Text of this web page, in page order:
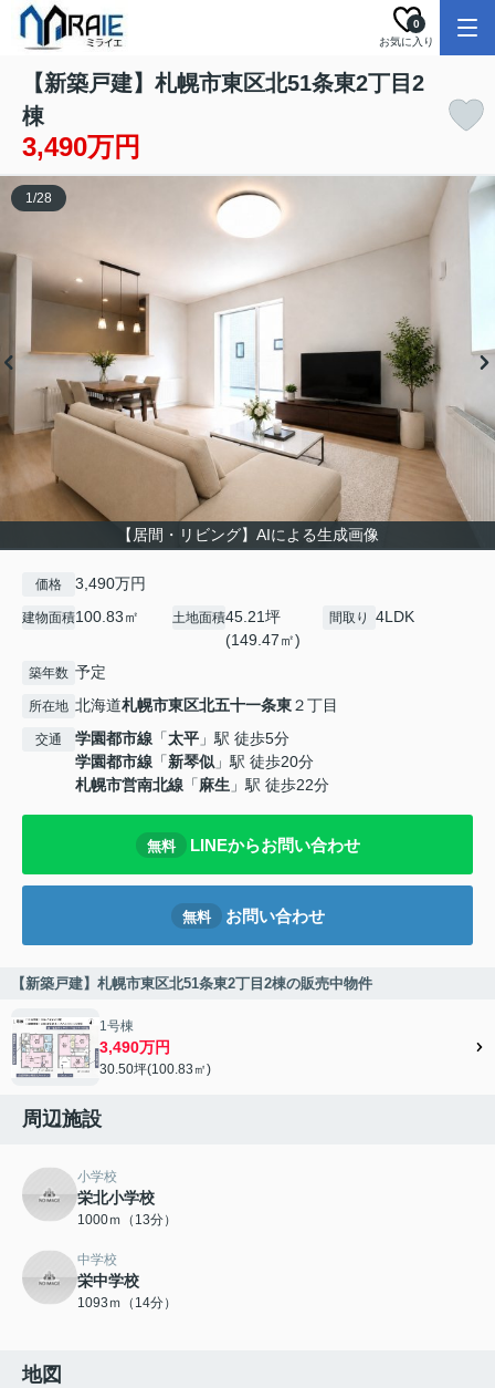
お気に入り
0
【新築戸建】札幌市東区北51条東2丁目2
棟
3,490万円
【居間・リビング】AIによる生成画像
1/28
価格 3,490万円
建物面積100.83㎡ 土地面積45.21坪
(149.47㎡)
間取り 4LDK
築年数 予定
所在地 北海道札幌市東区北五十一条東２丁目
交通 学園都市線 「太平 」駅 徒歩5分
学園都市線 「新琴似 」駅 徒歩20分
札幌市営南北線 「麻生 」駅 徒歩22分
無料 LINEからお問い合わせ
無料 お問い合わせ
【新築戸建】札幌市東区北51条東2丁目2棟の販売中物件
1号棟
3,490万円
30.50坪(100.83㎡)
周辺施設
小学校
栄北小学校
1000ｍ（13分）
中学校
栄中学校
1093ｍ（14分）
地図